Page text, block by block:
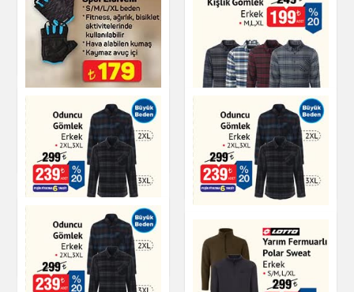
Kışlık Gömlek
Giyim
Kışlık Gömlek
Giyim
Triathlon Spor
Eldiveni
Giyim
Kışlık Gömlek
Giyim
Oduncu Gömlek
Oduncu Gömlek
Erkek
Giyim